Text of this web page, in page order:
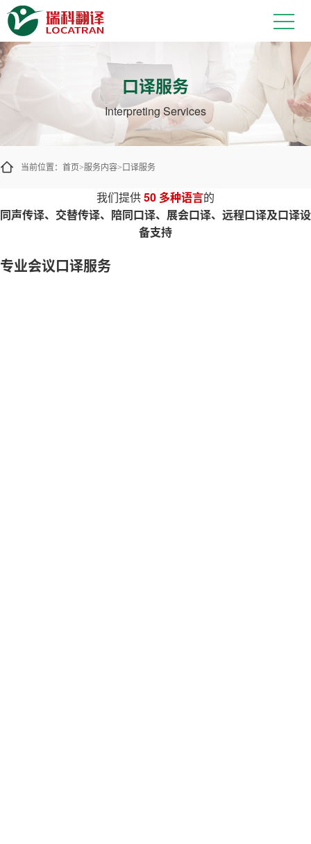
让跨语言沟通在现场和线上顺畅进行
口译服务
Interpreting Services
当前位置： 首页>服务内容>口译服务
我们提供50 多种语言的
同声传译、交替传译、陪同口译、展会口译、远程口译及口译设
备支持
专业会议口译服务